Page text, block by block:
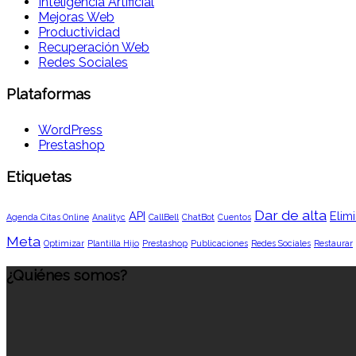
Mejoras Web
Productividad
Recuperación Web
Redes Sociales
Plataformas
WordPress
Prestashop
Etiquetas
Agenda Citas Online Analityc API CallBell ChatBot Cuentos Dar de alta
Meta Optimizar Plantilla Hijo Prestashop Publicaciones Redes Sociales Restaurar
¿Quiénes somos?